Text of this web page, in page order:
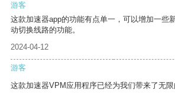
游客
这款加速器app的功能有点单一，可以增加一些
动切换线路的功能。
2024-04-12
游客
这款加速器VPM应用程序已经为我们带来了无限